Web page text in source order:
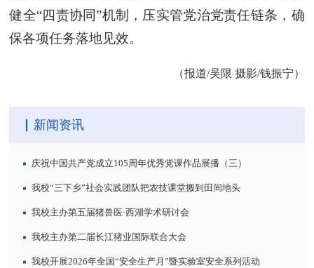
健全“四责协同”机制，压实管党治党责任链条，确
保各项任务落地见效。
（报道/吴限 摄影/钱振宁）
新闻资讯
庆祝中国共产党成立105周年优秀党课作品展播（三）
我校“三下乡”社会实践团队把农技课堂搬到田间地头
我校主办第五届猪兽医·西湖学术研讨会
我校主办第二届长江猪业国际联合大会
我校开展2026年全国“安全生产月”暨实验室安全系列活动